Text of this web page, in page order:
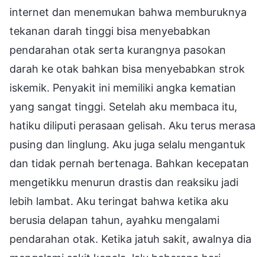
internet dan menemukan bahwa memburuknya
tekanan darah tinggi bisa menyebabkan
pendarahan otak serta kurangnya pasokan
darah ke otak bahkan bisa menyebabkan strok
iskemik. Penyakit ini memiliki angka kematian
yang sangat tinggi. Setelah aku membaca itu,
hatiku diliputi perasaan gelisah. Aku terus merasa
pusing dan linglung. Aku juga selalu mengantuk
dan tidak pernah bertenaga. Bahkan kecepatan
mengetikku menurun drastis dan reaksiku jadi
lebih lambat. Aku teringat bahwa ketika aku
berusia delapan tahun, ayahku mengalami
pendarahan otak. Ketika jatuh sakit, awalnya dia